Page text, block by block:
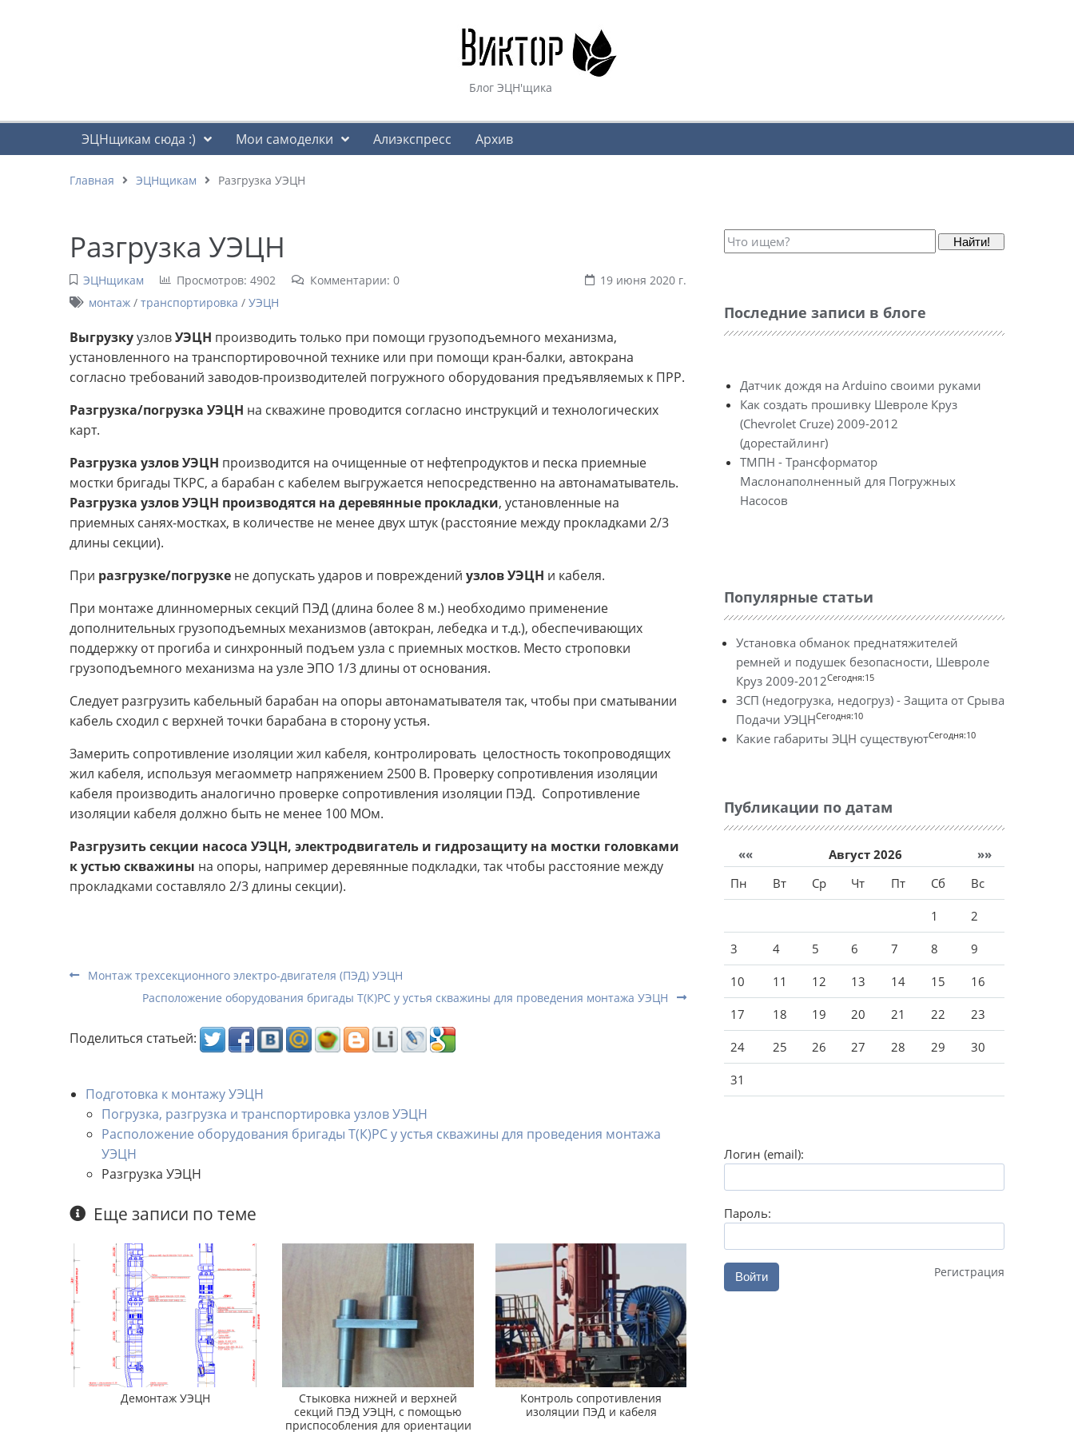
Блог ЭЦН'щика
ЭЦНщикам сюда :) Мои самоделки Алиэкспресс Архив
Главная ЭЦНщикам Разгрузка УЭЦН
Разгрузка УЭЦН
ЭЦНщикам Просмотров: 4902 Комментарии: 0
19 июня 2020 г.
монтаж/ транспортировка / УЭЦН
ВыгрузкуузловУЭЦН производить только при помощи грузоподъемного механизма,
установленного на транспортировочной технике или при помощи кран-балки, автокрана
согласно требований заводов-производителей погружного оборудования предъявляемых к ПРР.
Разгрузка/погрузка УЭЦН на скважине проводится согласно инструкций и технологических
карт.
Разгрузка узлов УЭЦН производится на очищенные от нефтепродуктов и песка приемные
мостки бригады ТКРС, а барабан с кабелем выгружается непосредственно на автонаматыватель.
Разгрузка узлов УЭЦН производятся на деревянные прокладки, установленные на
приемных санях-мостках, в количестве не менее двух штук (расстояние между прокладками 2/3
длины секции).
При разгрузке/погрузке не допускать ударов и повреждений узлов УЭЦН и кабеля.
При монтаже длинномерных секций ПЭД (длина более 8 м.) необходимо применение
дополнительных грузоподъемных механизмов (автокран, лебедка и т.д.), обеспечивающих
поддержку от прогиба и синхронный подъем узла с приемных мостков. Место строповки
грузоподъемного механизма на узле ЭПО 1/3 длины от основания.
Следует разгрузить кабельный барабан на опоры автонаматывателя так, чтобы при сматывании
кабель сходил с верхней точки барабана в сторону устья.
Замерить сопротивление изоляции жил кабеля, контролировать целостность токопроводящих
жил кабеля, используя мегаомметр напряжением 2500 В. Проверку сопротивления изоляции
кабеля производить аналогично проверке сопротивления изоляции ПЭД. Сопротивление
изоляции кабеля должно быть не менее 100 МОм.
Разгрузить секции насоса УЭЦН, электродвигатель и гидрозащиту на мостки головками
к устью скважины на опоры, например деревянные подкладки, так чтобы расстояние между
прокладками составляло 2/3 длины секции).
Монтаж трехсекционного электро-двигателя (ПЭД) УЭЦН
Расположение оборудования бригады Т(К)РС у устья скважины для проведения монтажа УЭЦН
Поделиться статьей:
Подготовка к монтажу УЭЦН
Погрузка, разгрузка и транспортировка узлов УЭЦН
Расположение оборудования бригады Т(К)РС у устья скважины для проведения монтажа
УЭЦН
Разгрузка УЭЦН
Еще записи по теме
Демонтаж УЭЦН
Стыковка нижней и верхней
секций ПЭД УЭЦН, с помощью
приспособления для ориентации
Контроль сопротивления
изоляции ПЭД и кабеля
Найти!
Последние записи в блоге
Датчик дождя на Arduino своими руками
Как создать прошивку Шевроле Круз
(Chevrolet Cruze) 2009-2012
(дорестайлинг)
ТМПН - Трансформатор
Маслонаполненный для Погружных
Насосов
Популярные статьи
Установка обманок преднатяжителей
ремней и подушек безопасности, Шевроле
Круз 2009-2012Сегодня:15
ЗСП (недогрузка, недогруз) - Защита от Срыва
Подачи УЭЦНСегодня:10
Какие габариты ЭЦН существуютСегодня:10
Публикации по датам
«« Август 2026
»»
Пн
Вт Ср Чт Пт Сб Вс
1 2
3 4 5 6 7 8 9
10 11 12 13 14 15 16
17 18 19 20 21 22 23
24 25 26 27 28 29 30
31
Логин (email):
Пароль:
Войти Регистрация